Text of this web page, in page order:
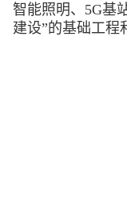
智能照明、5G基
建设”的基础工程